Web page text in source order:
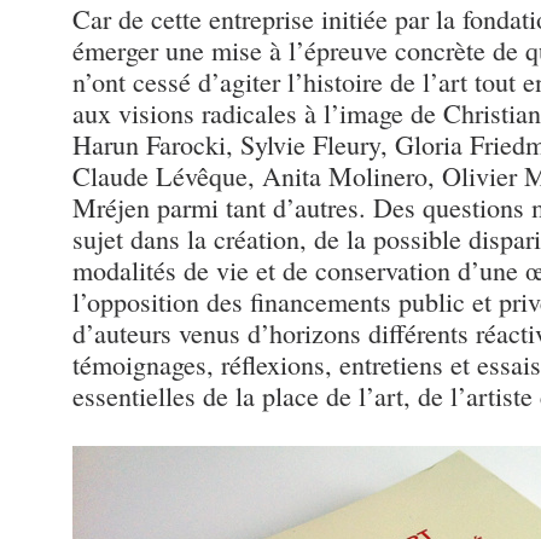
Car de cette entreprise initiée par la
émerger une mise à l’épreuve concrète de
n’ont cessé d’agiter l’histoire de l’art tout
aux visions radicales à l’image de
Harun Farocki, Sylvie Fleury, Gloria
Claude Lévêque, Anita Molinero, Olivier
Mréjen parmi tant d’autres. Des questions
sujet dans la création, de la possible
modalités de vie et de conservation d’une
l’opposition des financements public et
d’auteurs venus d’horizons différents
témoignages, réflexions, entretiens et
essentielles de la place de l’art, de